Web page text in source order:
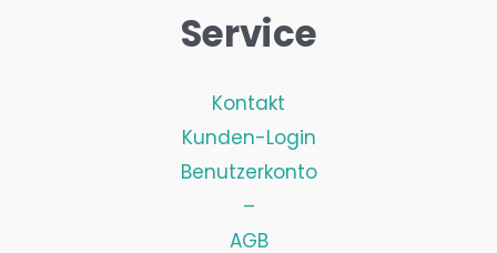
Service
Kontakt
Kunden-Login
Benutzerkonto
–
AGB